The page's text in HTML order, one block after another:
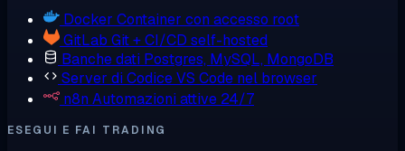
Docker Container con accesso root
GitLab Git + CI/CD self-hosted
Banche dati Postgres, MySQL, MongoDB
Server di CodiceVS Code nel browser
n8n Automazioni attive 24/7
ESEGUI E FAI TRADING